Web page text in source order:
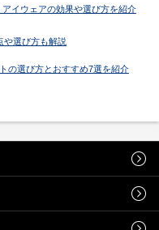
イウェアの効果や選び方を紹介
や選び方も解説
の選び方とおすすめ7選を紹介